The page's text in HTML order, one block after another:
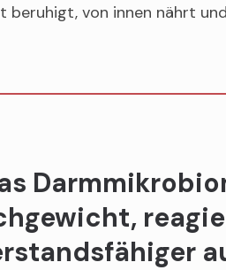
beruhigt, von innen nährt